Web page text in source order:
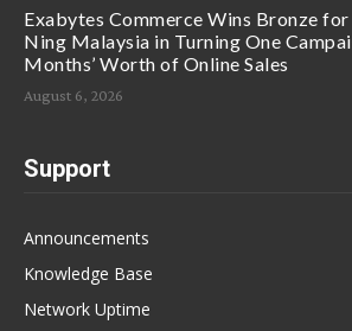
Exabytes Commerce Wins Bronze
Ning Malaysia in Turning One
Months’ Worth of Online Sales
August 6, 2026
Support
Announcements
Knowledge Base
Network Uptime